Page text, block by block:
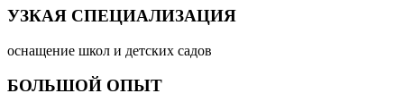
УЗКАЯ СПЕЦИАЛИЗАЦИЯ
оснащение школ и детских садов
БОЛЬШОЙ ОПЫТ